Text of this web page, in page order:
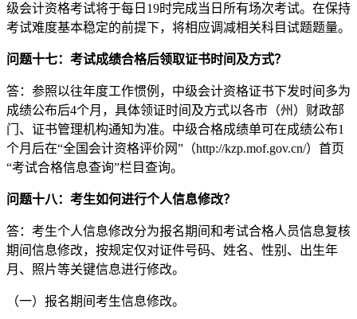
级会计资格考试将于每日19时完成当日所有场次考试。在保持
考试难度基本稳定的前提下，将相应调减相关科目试题题量。
问题十七：考试成绩合格后领取证书时间及方式？
答：参照以往年度工作惯例，中级会计资格证书下发时间多为
成绩公布后4个月，具体领证时间及方式以各市（州）财政部
门、证书管理机构通知为准。中级合格成绩单可在成绩公布1
个月后在“全国会计资格评价网”（http://kzp.mof.gov.cn/）首页
“考试合格信息查询”栏目查询。
问题十八：考生如何进行个人信息修改？
答：考生个人信息修改分为报名期间和考试合格人员信息复核
期间信息修改，按规定仅对证件号码、姓名、性别、出生年
月、照片等关键信息进行修改。
（一）报名期间考生信息修改。